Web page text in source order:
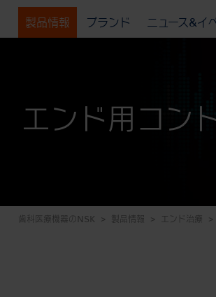
製品情報 ブランド ニュース&イ
エンド用コン
歯科医療機器のNSK 製品情報 エンド治療